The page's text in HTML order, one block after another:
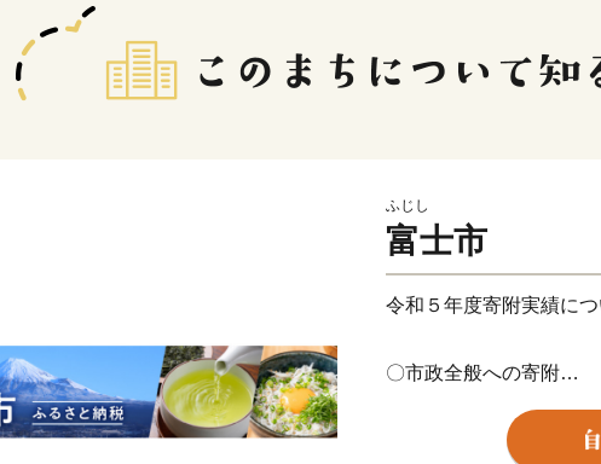
ふじし
富士市
令和５年度寄附実績につ
〇市政全般への寄附
寄附件数 32万4,424件
寄附総額 43億1,399万